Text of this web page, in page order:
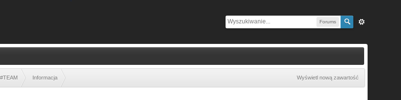
Forums
Informacja Wyświetl nową zawartość